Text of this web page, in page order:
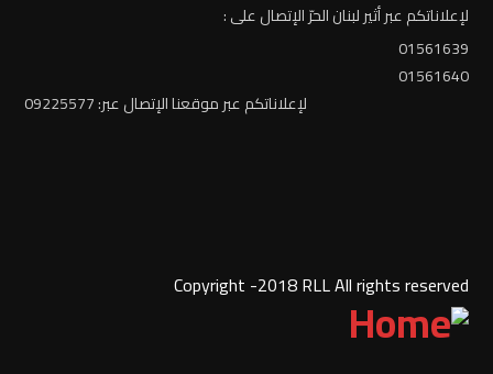
لإعلاناتكم عبر أثير لبنان الحرّ الإتصال على :
01561639
01561640
لإعلاناتكم عبر موقعنا الإتصال عبر: 09225577
Copyright -2018 RLL All rights reserved